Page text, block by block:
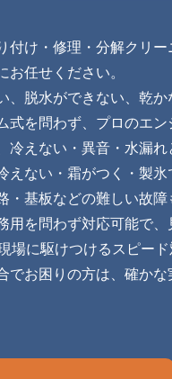
付け・修理・分解クリ
お任せください。
、脱水ができない、乾
式を問わず、プロのエ
冷えない・異音・水漏
えない・霜がつく・製
・基板などの難しい故
用を問わず対応可能で、
場に駆けつけるスピー
でお困りの方は、確か